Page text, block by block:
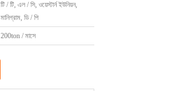
টি / টি, এল / সি, ওয়েস্টার্ন ইউনিয়ন,
মানিগ্রাম, ডি / পি
200ton / মাসে